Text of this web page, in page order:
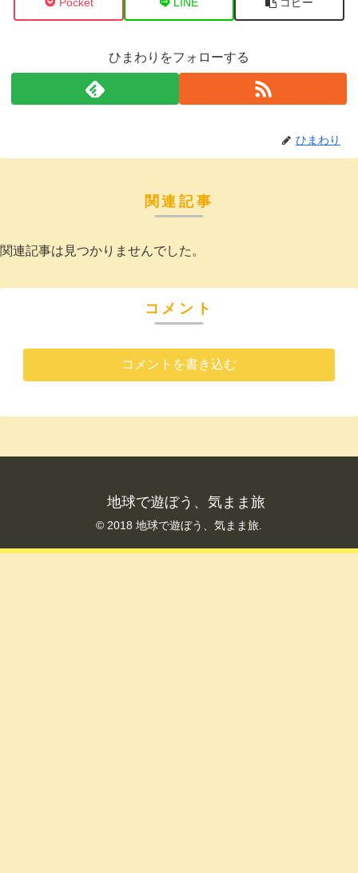
ひまわりをフォローする
ひまわり
関連記事
関連記事は見つかりませんでした。
コメント
コメントを書き込む
地球で遊ぼう、気まま旅
© 2018 地球で遊ぼう、気まま旅.